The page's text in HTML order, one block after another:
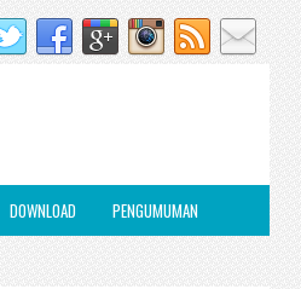
DOWNLOAD PENGUMUMAN